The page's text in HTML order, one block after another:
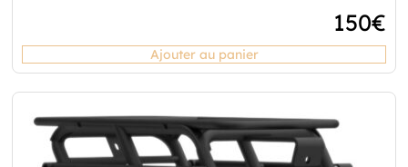
150€
Ajouter au panier